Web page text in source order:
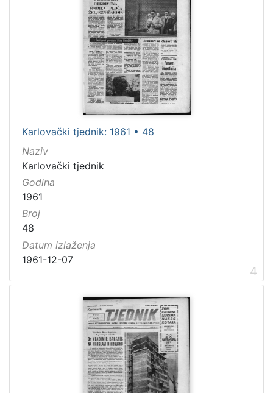
Karlovački tjednik: 1961 • 48
Naziv
Karlovački tjednik
Godina
1961
Broj
48
Datum izlaženja
1961-12-07
4